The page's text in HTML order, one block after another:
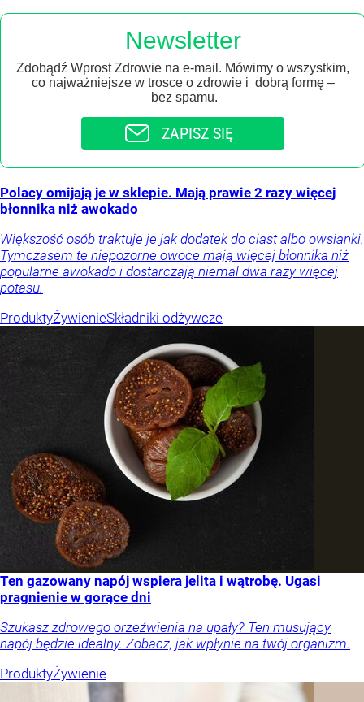
Newsletter
Zdobądź Wprost Zdrowie na e-mail. Mówimy o wszystkim,
co najważniejsze w trosce o zdrowie i dobrą formę –
bez spamu.
ZAPISZ SIĘ
Polacy omijają je w sklepie. Mają prawie 2 razy więcej
błonnika niż awokado
Większość osób traktuje je jak dodatek do ciast albo owsianki.
Tymczasem te niepozorne owoce mają więcej błonnika niż
popularne awokado i dostarczają niemal dwa razy więcej
potasu.
ProduktyŻywienieSkładniki odżywcze
Ten gazowany napój wspiera jelita i wątrobę. Ugasi
pragnienie w gorące dni
Szukasz zdrowego orzeźwienia na upały? Ten musujący
napój będzie idealny. Zobacz, jak wpłynie na twój organizm.
ProduktyŻywienie